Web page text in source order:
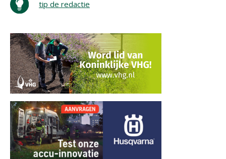
tip de redactie